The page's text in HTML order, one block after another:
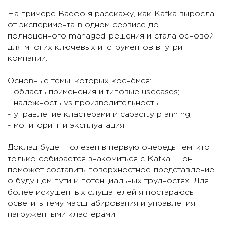
На примере Badoo я расскажу, как Kafka выросла
от эксперимента в одном сервисе до
полноценного managed-решения и стала основой
для многих ключевых инструментов внутри
компании.
Основные темы, которых коснёмся:
- область применения и типовые usecases;
- надежность vs производительность;
- управление кластерами и capacity planning;
- мониторинг и эксплуатация.
Доклад будет полезен в первую очередь тем, кто
только собирается знакомиться с Kafka — он
поможет составить поверхностное представление
о будущем пути и потенциальных трудностях. Для
более искушенных слушателей я постараюсь
осветить тему масштабирования и управления
нагруженными кластерами.